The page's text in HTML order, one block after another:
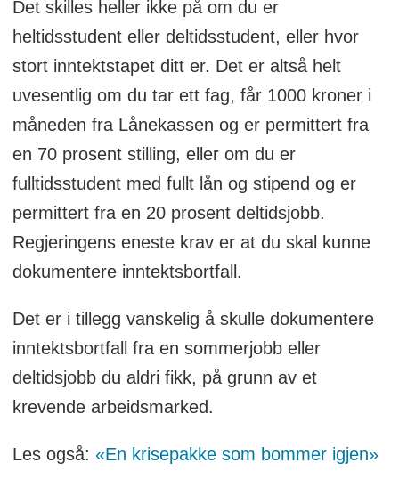
Det skilles heller ikke på om du er
heltidsstudent eller deltidsstudent, eller hvor
stort inntektstapet ditt er. Det er altså helt
uvesentlig om du tar ett fag, får 1000 kroner i
måneden fra Lånekassen og er permittert fra
en 70 prosent stilling, eller om du er
fulltidsstudent med fullt lån og stipend og er
permittert fra en 20 prosent deltidsjobb.
Regjeringens eneste krav er at du skal kunne
dokumentere inntektsbortfall.
Det er i tillegg vanskelig å skulle dokumentere
inntektsbortfall fra en sommerjobb eller
deltidsjobb du aldri fikk, på grunn av et
krevende arbeidsmarked.
Les også: «En krisepakke som bommer igjen»